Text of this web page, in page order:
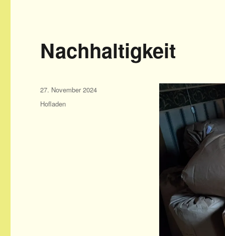
Nachhaltigkeit
Veröffentlicht
am
27. November 2024
Kategorien
Hofladen